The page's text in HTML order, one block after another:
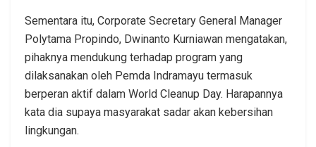
Sementara itu, Corporate Secretary General Manager
Polytama Propindo, Dwinanto Kurniawan mengatakan,
pihaknya mendukung terhadap program yang
dilaksanakan oleh Pemda Indramayu termasuk
berperan aktif dalam World Cleanup Day. Harapannya
kata dia supaya masyarakat sadar akan kebersihan
lingkungan.